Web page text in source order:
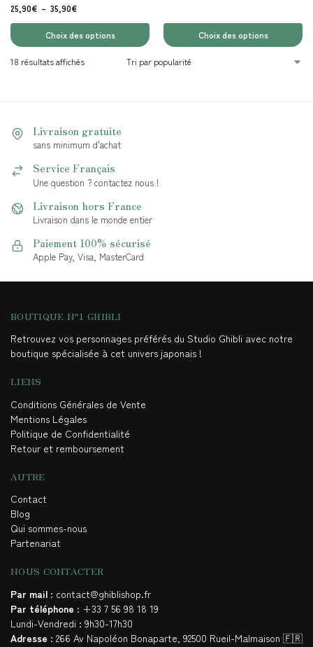
25,90€ – 35,90€
Choix des options Choix des options
18 résultats affichés
Livraison gratuite
sans minimum d'achat
Service Français
Une question ? contactez nous !
Livraison hors France
Livraison dans le monde entier
Paiement 100% sécurisé
Apple Pay, Visa, MasterCard
BOUTIQUE N°1 GHIBLI
Retrouvez vos personnages préférés du Studio Ghibli avec notre
boutique spécialisée à cet univers japonais !
LIENS
Conditions Générales de Vente
Mentions Légales
Politique de Confidentialité
Retour et remboursement
AUTRE
Contact
Blog
Qui sommes-nous
Partenariat
NOUS CONTACTER
Par mail : contact@ghiblishop.fr
Par téléphone : +33 7 56 98 18 19
Lundi-Vendredi : 9h30-17h30
Adresse : 266 Av Napoléon Bonaparte, 92500 Rueil-Malmaison 🇫🇷